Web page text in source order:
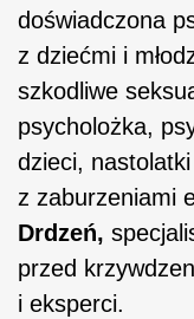
doświadczona
z dziećmi i
szkodliwe
psycholożka,
dzieci,
z zaburzeniami
Drdzeń,
przed
i eksperci.